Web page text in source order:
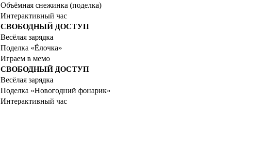
Объёмная снежинка (поделка)
Интерактивный час
СВОБОДНЫЙ ДОСТУП
Весёлая зарядка
Поделка «Ёлочка»
Играем в мемо
СВОБОДНЫЙ ДОСТУП
Весёлая зарядка
Поделка «Новогодний фонарик»
Интерактивный час